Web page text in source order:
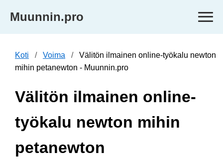
Muunnin.pro
Koti Voima
Välitön ilmainen online-työkalu newton
mihin petanewton - Muunnin.pro
Välitön ilmainen online-
työkalu newton mihin
petanewton